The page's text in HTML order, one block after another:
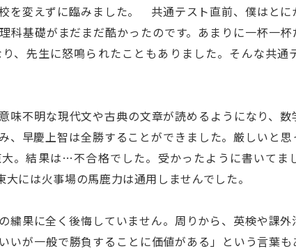
を変えずに臨みました。 共通テスト直前、僕はとに
科基礎がまだまだ酷かったのです。あまりに一杯一
、先生に怒鳴られたこともありました。そんな共通
味不明な現代文や古典の文章が読めるようになり、
、早慶上智は全勝することができました。厳しいと
。結果は…不合格でした。受かったように書いてま
には火事場の馬鹿力は通用しませんでした。
繍果に全く後悔していません。周りから、英検や課
いが一般で勝負することに価値がある」という言葉